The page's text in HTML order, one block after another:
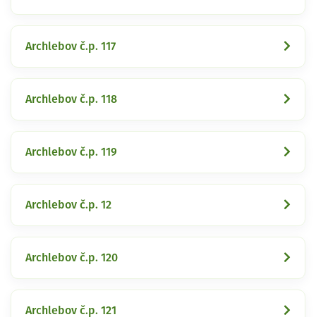
Archlebov č.p. 117
Archlebov č.p. 118
Archlebov č.p. 119
Archlebov č.p. 12
Archlebov č.p. 120
Archlebov č.p. 121